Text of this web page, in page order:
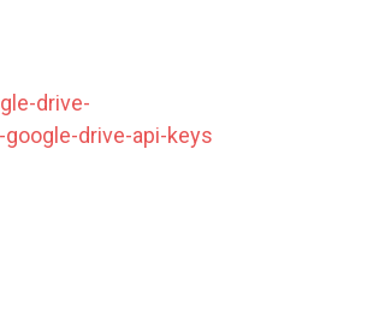
drive-
drive-api-keys